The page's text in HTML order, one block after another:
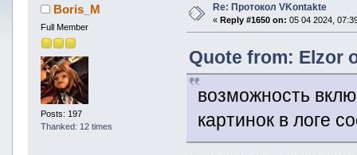
Boris_M
Full Member
Posts: 197
Thanked: 12 times
Re: Протокол VKontakte
« Reply #1650 on: 05 04 2024,
Quote from: Elzor
возможность
картинок в логе